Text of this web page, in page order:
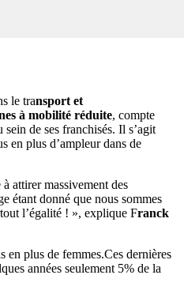
le transport et
à mobilité réduite, compte
sein de ses franchisés. Il s’agit
en plus d’ampleur dans de
attirer massivement des
étant donné que nous sommes
l’égalité ! », explique Franck
en plus de femmes.Ces dernières
années seulement 5% de la